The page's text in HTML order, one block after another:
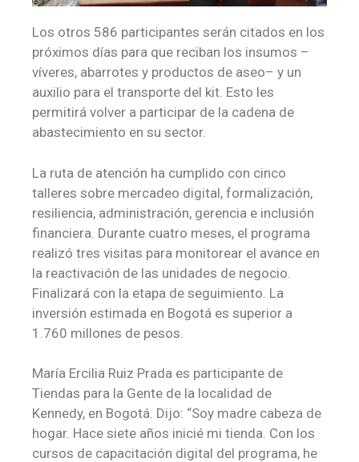
Los otros 586 participantes serán citados en los
próximos días para que reciban los insumos –
víveres, abarrotes y productos de aseo– y un
auxilio para el transporte del kit. Esto les
permitirá volver a participar de la cadena de
abastecimiento en su sector.
La ruta de atención ha cumplido con cinco
talleres sobre mercadeo digital, formalización,
resiliencia, administración, gerencia e inclusión
financiera. Durante cuatro meses, el programa
realizó tres visitas para monitorear el avance en
la reactivación de las unidades de negocio.
Finalizará con la etapa de seguimiento. La
inversión estimada en Bogotá es superior a
1.760 millones de pesos.
María Ercilia Ruiz Prada es participante de
Tiendas para la Gente de la localidad de
Kennedy, en Bogotá. Dijo: “Soy madre cabeza de
hogar. Hace siete años inicié mi tienda. Con los
cursos de capacitación digital del programa, he